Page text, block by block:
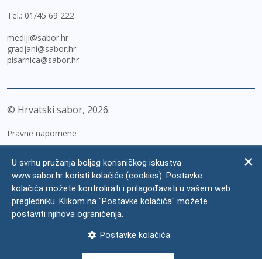
Tel.: 01/45 69 222
mediji@sabor.hr
gradjani@sabor.hr
pisarnica@sabor.hr
© Hrvatski sabor, 2026
Pravne napomene
Zaštita osobnih podataka
Impressum
Česta pitanja
U svrhu pružanja boljeg korisničkog iskustva
www.sabor.hr koristi kolačiće (cookies). Postavke
kolačića možete kontrolirati i prilagođavati u vašem web
pregledniku. Klikom na "Postavke kolačića" možete
postaviti njihova ograničenja.
Postavke kolačića